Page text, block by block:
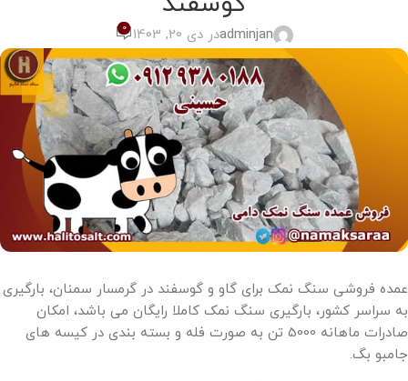
adminjanدر دی 20, 1403 0
عمده فروشی سنگ نمک برای گاو و گوسفند در گرمسار سمنان، بارگیری
به سراسر کشور، بارگیری سنگ نمک کاملا رایگان می باشد، امکان
صادرات ماهانه 5000 تن به صورت فله و بسته بندی در کیسه های
جامبو بگ.